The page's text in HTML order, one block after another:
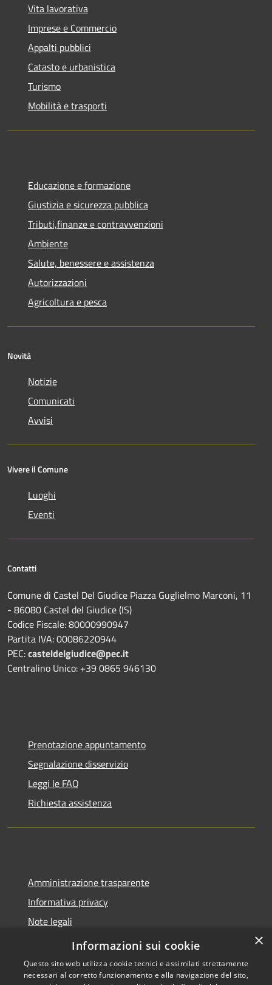
Vita lavorativa
Imprese e Commercio
Appalti pubblici
Catasto e urbanistica
Turismo
Mobilità e trasporti
Educazione e formazione
Giustizia e sicurezza pubblica
Tributi,finanze e contravvenzioni
Ambiente
Salute, benessere e assistenza
Autorizzazioni
Agricoltura e pesca
Novità
Notizie
Comunicati
Avvisi
Vivere il Comune
Luoghi
Eventi
Contatti
Comune di Castel Del Giudice Piazza Guglielmo Marconi, 11
- 86080 Castel del Giudice (IS)
Codice Fiscale: 80000990947
Partita IVA: 00086220944
PEC:casteldelgiudice@pec.it
Centralino Unico: +39 0865 946130
Prenotazione appuntamento
Segnalazione disservizio
Leggi le FAQ
Richiesta assistenza
Amministrazione trasparente
Informativa privacy
Note legali
Dichiarazione di accessibilità
×
Informazioni sui cookie
Questo sito web utilizza cookie tecnici e assimilati strettamente
necessari al corretto funzionamento e alla navigazione del sito,